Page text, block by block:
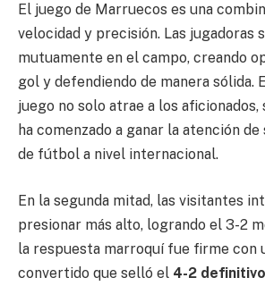
El juego de Marruecos es una
velocidad y precisión. Las jugadoras
mutuamente en el campo, creando
gol y defendiendo de manera sólida.
juego no solo atrae a los
ha comenzado a ganar la atención
de fútbol a nivel internacional.
En la segunda mitad, las visitantes
presionar más alto, logrando el 3-2
la respuesta marroquí fue firme con
convertido que selló el 4-2 definitivo